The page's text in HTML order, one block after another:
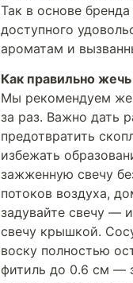
Так в основе
доступного
ароматам и
Как правильно
Мы рекомендуем
за раз. Важно дать
предотвратить
избежать
зажженную свечу
потоков воздуха,
задувайте свечу —
свечу крышкой.
воску полностью
фитиль до 0.6 см —